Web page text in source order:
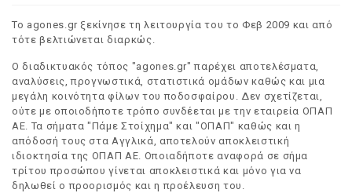
Το agones.gr ξεκίνησε τη λειτουργία του το Φεβ 2009 και από
τότε βελτιώνεται διαρκώς.
Ο διαδικτυακός τόπος "agones.gr" παρέχει αποτελέσματα,
αναλύσεις, προγνωστικά, στατιστικά ομάδων καθώς και μια
μεγάλη κοινότητα φίλων του ποδοσφαίρου. Δεν σχετίζεται,
ούτε με οποιοδήποτε τρόπο συνδέεται με την εταιρεία ΟΠΑΠ
ΑΕ. Τα σήματα "Πάμε Στοίχημα" και "ΟΠΑΠ" καθώς και η
απόδοσή τους στα Αγγλικά, αποτελούν αποκλειστική
ιδιοκτησία της ΟΠΑΠ ΑΕ. Οποιαδήποτε αναφορά σε σήμα
τρίτου προσώπου γίνεται αποκλειστικά και μόνο για να
δηλωθεί ο προορισμός και η προέλευση του.